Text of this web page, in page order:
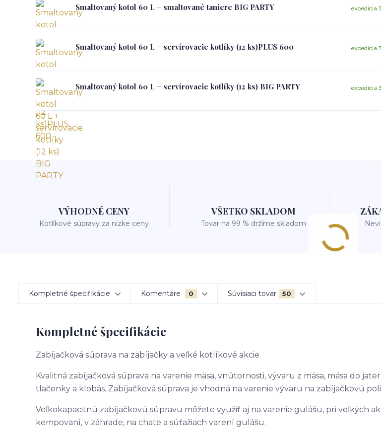
Smaltovaný kotol 60 L + smaltované taniere BIG PARTY expedícia
Smaltovaný kotol 60 L + servírovacie kotlíky (12 ks)PLUS 600 expedícia
Smaltovaný kotol 60 L + servírovacie kotlíky (12 ks) BIG PARTY expedícia
VÝHODNÉ CENY
Kotlíkové súpravy za nízke ceny
VŠETKO SKLADOM
Tovar na 99 % držíme skladom
Kompletné špecifikácie Komentáre 0 Súvisiaci tovar 50
Kompletné špecifikácie
Zabíjačková súprava na zabíjačky a veľké kotlíkové akcie.
Kvalitná zabíjačková súprava na varenie mäsa, vnútornosti, vývaru z mäsa, mäsa do
tlačenky a klobás. Zabíjačková súprava je vhodná na varenie vývaru na zabíjačkovú
Veľkokapacitnú zabíjačkovú súpravu môžete využiť aj na varenie gulášu, pri veľkých
kempovaní, v záhrade, na chate a súťažiach varení gulášu.